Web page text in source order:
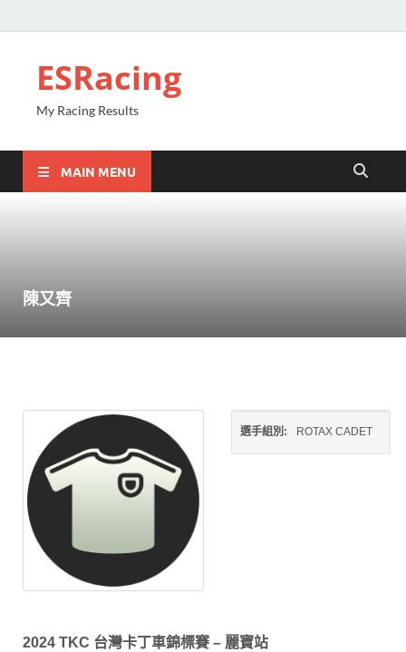
ESRacing
My Racing Results
MAIN MENU
陳又齊
選手組別: ROTAX CADET
2024 TKC 台灣卡丁車錦標賽 – 麗寶站